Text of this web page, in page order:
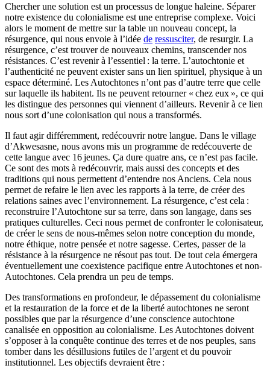
Chercher une solution est un processus de longue haleine. Séparer
notre existence du colonialisme est une entreprise complexe. Voici
alors le moment de mettre sur la table un nouveau concept, la
résurgence, qui nous envoie à l’idée de ressusciter, de resurgir. La
résurgence, c’est trouver de nouveaux chemins, transcender nos
résistances. C’est revenir à l’essentiel : la terre. L’autochtonie et
l’authenticité ne peuvent exister sans un lien spirituel, physique à un
espace déterminé. Les Autochtones n’ont pas d’autre terre que celle
sur laquelle ils habitent. Ils ne peuvent retourner « chez eux », ce qui
les distingue des personnes qui viennent d’ailleurs. Revenir à ce lien
nous sort d’une colonisation qui nous a transformés.
Il faut agir différemment, redécouvrir notre langue. Dans le village
d’Akwesasne, nous avons mis un programme de redécouverte de
cette langue avec 16 jeunes. Ça dure quatre ans, ce n’est pas facile.
Ce sont des mots à redécouvrir, mais aussi des concepts et des
traditions qui nous permettent d’entendre nos Anciens. Cela nous
permet de refaire le lien avec les rapports à la terre, de créer des
relations saines avec l’environnement. La résurgence, c’est cela :
reconstruire l’Autochtone sur sa terre, dans son langage, dans ses
pratiques culturelles. Ceci nous permet de confronter le colonisateur,
de créer le sens de nous-mêmes selon notre conception du monde,
notre éthique, notre pensée et notre sagesse. Certes, passer de la
résistance à la résurgence ne résout pas tout. De tout cela émergera
éventuellement une coexistence pacifique entre Autochtones et non-
Autochtones. Cela prendra un peu de temps.
Des transformations en profondeur, le dépassement du colonialisme
et la restauration de la force et de la liberté autochtones ne seront
possibles que par la résurgence d’une conscience autochtone
canalisée en opposition au colonialisme. Les Autochtones doivent
s’opposer à la conquête continue des terres et de nos peuples, sans
tomber dans les désillusions futiles de l’argent et du pouvoir
institutionnel. Les objectifs devraient être :